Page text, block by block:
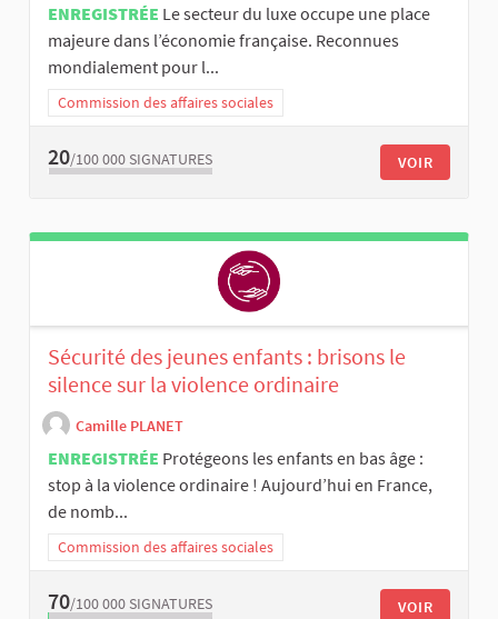
ENREGISTRÉE Le secteur du luxe occupe une place
majeure dans l’économie française. Reconnues
mondialement pour l...
Commission des affaires sociales
20/100 000 SIGNATURES VOIR
Sécurité des jeunes enfants : brisons le
silence sur la violence ordinaire
Camille PLANET
ENREGISTRÉE Protégeons les enfants en bas âge :
stop à la violence ordinaire ! Aujourd’hui en France,
de nomb...
Commission des affaires sociales
70/100 000 SIGNATURES VOIR